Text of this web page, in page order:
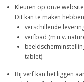
Kleuren op onze
Dit kan te maken
verschillende
verfbad (m.u.v.
tablet).
Bij verf kan het liggen